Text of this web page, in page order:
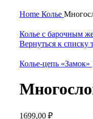
Home Колье
Колье с барочным
Вернуться к списку
Колье-цепь «Замок»
1699,00 ₽